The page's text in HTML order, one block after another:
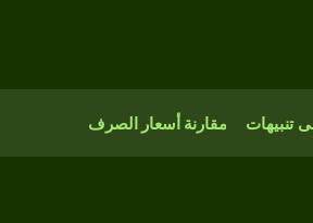
تنبيهات مقارنة أسعار الصرف